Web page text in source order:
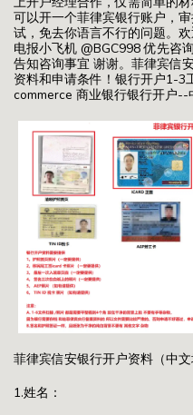
可以开一个菲律宾银行账户，
试，免去你语言不行的问题。
电报小飞机 @BGC998 优先咨
告知咨询事宜 谢谢。菲律宾信
资料和申请条件！银行开户1-3
commerce 商业银行银行开户--
菲律宾信安银行开户资料（中文
1.姓名：